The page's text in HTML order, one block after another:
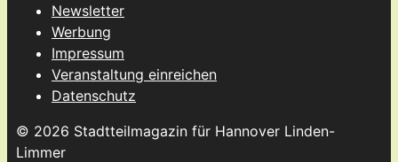
Newsletter
Werbung
Impressum
Veranstaltung einreichen
Datenschutz
© 2026 Stadtteilmagazin für Hannover Linden-
Limmer